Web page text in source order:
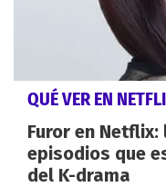
QUÉ VER EN
Furor en
episodios que
del K-drama